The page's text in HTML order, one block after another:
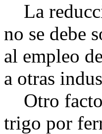
La
no se debe
al empleo
a otras
Otro
trigo por